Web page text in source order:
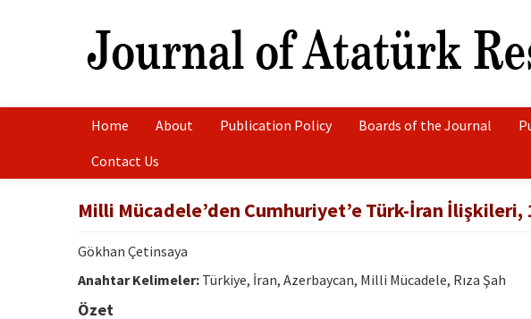
Home About Publication Policy Boards of the Journal
Contact Us
Milli Mücadele’den Cumhuriyet’e Türk-İran İlişkileri,
Gökhan Çetinsaya
Anahtar Kelimeler: Türkiye, İran, Azerbaycan, Milli Mücadele, Rıza Şah
Özet